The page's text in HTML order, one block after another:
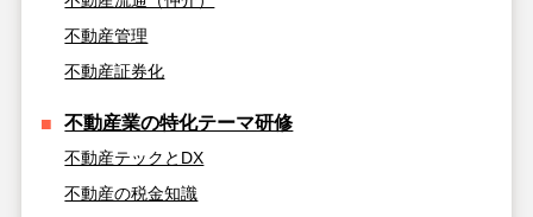
不動産管理
不動産証券化
不動産業の特化テーマ研修
不動産テックとDX
不動産の税金知識